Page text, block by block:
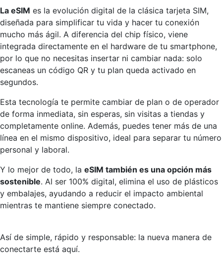
La eSIM es la evolución digital de la clásica tarjeta SIM,
diseñada para simplificar tu vida y hacer tu conexión
mucho más ágil. A diferencia del chip físico, viene
integrada directamente en el hardware de tu smartphone,
por lo que no necesitas insertar ni cambiar nada: solo
escaneas un código QR y tu plan queda activado en
segundos.
Esta tecnología te permite cambiar de plan o de operador
de forma inmediata, sin esperas, sin visitas a tiendas y
completamente online. Además, puedes tener más de una
línea en el mismo dispositivo, ideal para separar tu número
personal y laboral.
Y lo mejor de todo, la eSIM también es una opción más
sostenible. Al ser 100% digital, elimina el uso de plásticos
y embalajes, ayudando a reducir el impacto ambiental
mientras te mantiene siempre conectado.
Así de simple, rápido y responsable: la nueva manera de
conectarte está aquí.